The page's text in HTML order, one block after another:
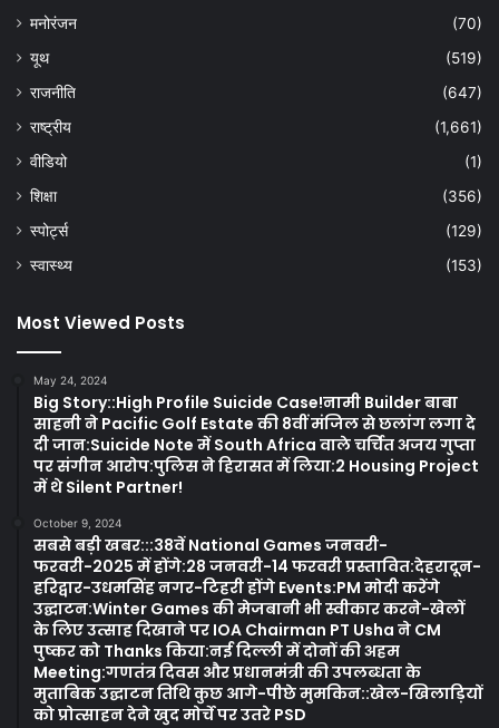
मनोरंजन
(70)
यूथ
(519)
राजनीति
(647)
राष्ट्रीय
(1,661)
वीडियो
(1)
शिक्षा
(356)
स्पोर्ट्स
(129)
स्वास्थ्य
(153)
Most Viewed Posts
May 24, 2024
Big Story::High Profile Suicide Case!नामी Builder बाबा
साहनी ने Pacific Golf Estate की 8वीं मंजिल से छलांग लगा दे
दी जान:Suicide Note में South Africa वाले चर्चित अजय गुप्ता
पर संगीन आरोप:पुलिस ने हिरासत में लिया:2 Housing Project
में थे Silent Partner!
October 9, 2024
सबसे बड़ी खबर:::38वें National Games जनवरी-
फरवरी-2025 में होंगे:28 जनवरी-14 फरवरी प्रस्तावित:देहरादून-
हरिद्वार-उधमसिंह नगर-टिहरी होंगे Events:PM मोदी करेंगे
उद्घाटन:Winter Games की मेजबानी भी स्वीकार करने-खेलों
के लिए उत्साह दिखाने पर IOA Chairman PT Usha ने CM
पुष्कर को Thanks किया:नई दिल्ली में दोनों की अहम
Meeting:गणतंत्र दिवस और प्रधानमंत्री की उपलब्धता के
मुताबिक उद्घाटन तिथि कुछ आगे-पीछे मुमकिन::खेल-खिलाड़ियों
को प्रोत्साहन देने खुद मोर्चे पर उतरे PSD